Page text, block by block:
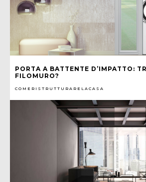
PORTA A BATTENTE D’IMPATTO:
FILOMURO?
COMERISTRUTTURARELACASA